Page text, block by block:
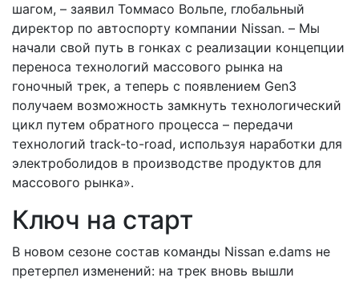
шагом, – заявил Томмасо Вольпе, глобальный
директор по автоспорту компании Nissan. – Мы
начали свой путь в гонках с реализации концепции
переноса технологий массового рынка на
гоночный трек, а теперь с появлением Gen3
получаем возможность замкнуть технологический
цикл путем обратного процесса – передачи
технологий track-to-road, используя наработки для
электроболидов в производстве продуктов для
массового рынка».
Ключ на старт
В новом сезоне состав команды Nissan e.dams не
претерпел изменений: на трек вновь вышли